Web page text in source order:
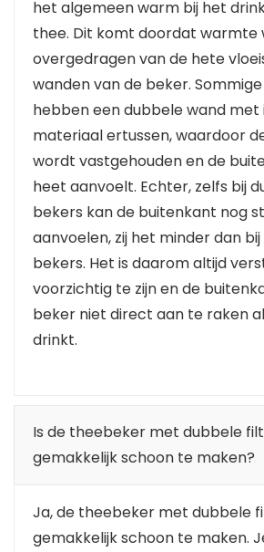
het algemeen warm bij het
thee. Dit komt doordat warmte
overgedragen van de hete
wanden van de beker.
hebben een dubbele wand met
materiaal ertussen, waardoor
wordt vastgehouden en de
heet aanvoelt. Echter, zelfs bij
bekers kan de buitenkant nog
aanvoelen, zij het minder dan
bekers. Het is daarom altijd
voorzichtig te zijn en de
beker niet direct aan te raken
drinkt.
Is de theebeker met dubbele
gemakkelijk schoon te maken?
Ja, de theebeker met dubbele
gemakkelijk schoon te maken.